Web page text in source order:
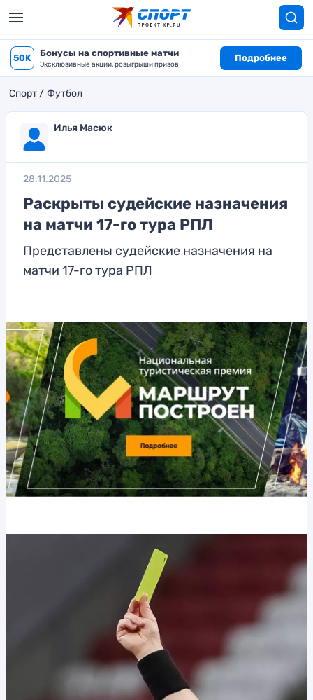
50K Бонусы на спортивные матчи
Эксклюзивные акции, розыгрыши призов
Подробнее
Спорт Футбол
Илья Масюк
28.11.2025
Раскрыты судейские назначения
на матчи 17-го тура РПЛ
Представлены судейские назначения на
матчи 17-го тура РПЛ